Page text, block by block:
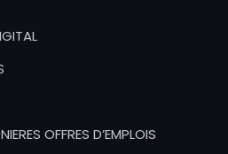
OFFRES D’EMPLOIS